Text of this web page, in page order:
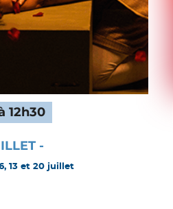
12h30
-
13 et 20 juillet